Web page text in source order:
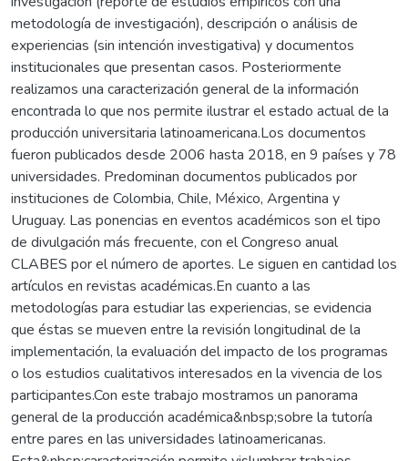
metodología de investigación), descripción o análisis de
experiencias (sin intención investigativa) y documentos
institucionales que presentan casos. Posteriormente
realizamos una caracterización general de la información
encontrada lo que nos permite ilustrar el estado actual de la
producción universitaria latinoamericana.Los documentos
fueron publicados desde 2006 hasta 2018, en 9 países y 78
universidades. Predominan documentos publicados por
instituciones de Colombia, Chile, México, Argentina y
Uruguay. Las ponencias en eventos académicos son el tipo
de divulgación más frecuente, con el Congreso anual
CLABES por el número de aportes. Le siguen en cantidad los
artículos en revistas académicas.En cuanto a las
metodologías para estudiar las experiencias, se evidencia
que éstas se mueven entre la revisión longitudinal de la
implementación, la evaluación del impacto de los programas
o los estudios cualitativos interesados en la vivencia de los
participantes.Con este trabajo mostramos un panorama
general de la producción académica&nbsp;sobre la tutoría
entre pares en las universidades latinoamericanas.